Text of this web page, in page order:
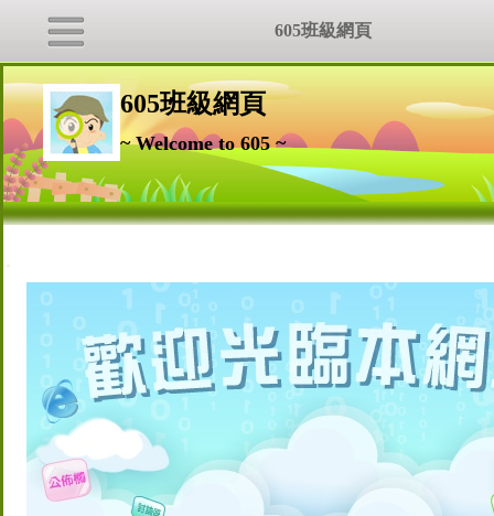
605班級網頁
~ Welcome to 605 ~
:::
605班級網頁